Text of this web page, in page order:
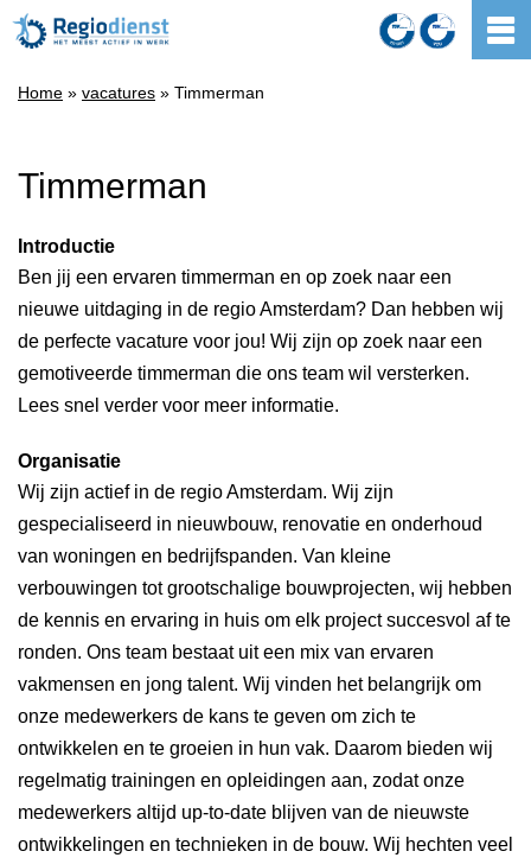
Home » vacatures » Timmerman
Timmerman
Introductie
Ben jij een ervaren timmerman en op zoek naar een
nieuwe uitdaging in de regio Amsterdam? Dan hebben wij
de perfecte vacature voor jou! Wij zijn op zoek naar een
gemotiveerde timmerman die ons team wil versterken.
Lees snel verder voor meer informatie.
Organisatie
Wij zijn actief in de regio Amsterdam. Wij zijn
gespecialiseerd in nieuwbouw, renovatie en onderhoud
van woningen en bedrijfspanden. Van kleine
verbouwingen tot grootschalige bouwprojecten, wij hebben
de kennis en ervaring in huis om elk project succesvol af te
ronden. Ons team bestaat uit een mix van ervaren
vakmensen en jong talent. Wij vinden het belangrijk om
onze medewerkers de kans te geven om zich te
ontwikkelen en te groeien in hun vak. Daarom bieden wij
regelmatig trainingen en opleidingen aan, zodat onze
medewerkers altijd up-to-date blijven van de nieuwste
ontwikkelingen en technieken in de bouw. Wij hechten veel